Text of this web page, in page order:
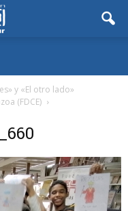
y «El otro lado»
(FDCE)